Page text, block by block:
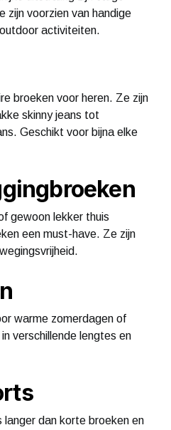
zijn voorzien van handige
activiteiten.
broeken voor heren. Ze zijn
skinny jeans tot
Geschikt voor bijna elke
gewoon lekker thuis
een must-have. Ze zijn
warme zomerdagen of
verschillende lengtes en
langer dan korte broeken en